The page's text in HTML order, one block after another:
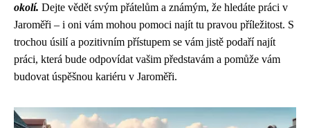
okolí. Dejte vědět svým přátelům a známým, že hledáte práci v
Jaroměři – i oni vám mohou pomoci najít tu pravou příležitost. S
trochou úsilí a pozitivním přístupem se vám jistě podaří najít
práci, která bude odpovídat vašim představám a pomůže vám
budovat úspěšnou kariéru v Jaroměři.